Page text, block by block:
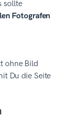
sollte
Fotografen
ohne Bild
Du die Seite